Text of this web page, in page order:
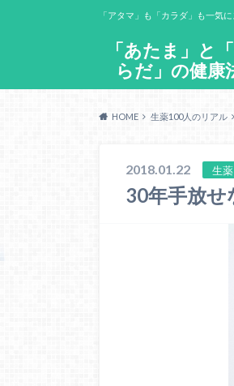
「あたま」と
らだ」の健康
「アタマ」も「カラダ」も一気に
HOME
生薬100人のリアル
2018.01.22 生
30年手放せ